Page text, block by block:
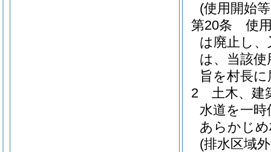
(使用開始
第20条
使
は廃止し
は、当該
旨を村長
2
土木、建
水道を一
あらかじ
(排水区域